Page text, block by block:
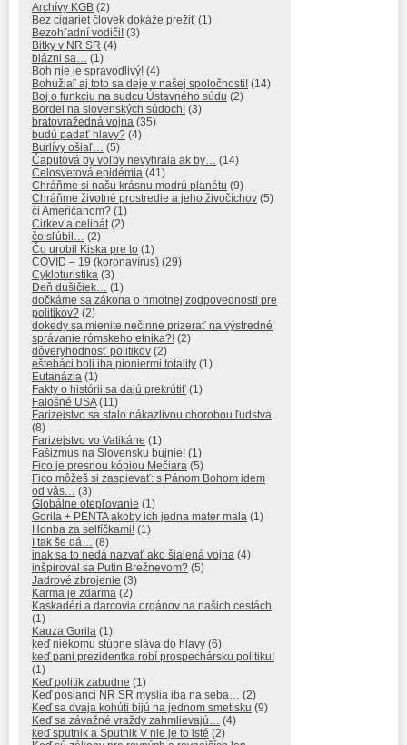
Archívy KGB (2)
Bez cigariet človek dokáže prežiť (1)
Bezohľadní vodiči! (3)
Bitky v NR SR (4)
blázni sa… (1)
Boh nie je spravodlivý! (4)
Bohužiaľ aj toto sa deje v našej spoločnosti! (14)
Boj o funkciu na sudcu Ústavného súdu (2)
Bordel na slovenských súdoch! (3)
bratovražedná vojna (35)
budú padať hlavy? (4)
Burlívy ošiaľ… (5)
Čaputová by voľby nevyhrala ak by… (14)
Celosvetová epidémia (41)
Chráňme si našu krásnu modrú planétu (9)
Chráňme životné prostredie a jeho živočíchov (5)
či Američanom? (1)
Cirkev a celibát(2)
čo sľúbil… (2)
Čo urobil Kiska pre to (1)
COVID – 19 (koronavírus) (29)
Cykloturistika (3)
Deň dušičiek… (1)
dočkáme sa zákona o hmotnej zodpovednosti pre
politikov? (2)
dokedy sa mienite nečinne prizerať na výstredné
správanie rómskeho etnika?! (2)
dôveryhodnosť politikov (2)
eštebáci boli iba pioniermi totality (1)
Eutanázia (1)
Fakty o histórii sa dajú prekrútiť (1)
Falošné USA(11)
Farizejstvo sa stalo nákazlivou chorobou ľudstva
(8)
Farizejstvo vo Vatikáne (1)
Fašizmus na Slovensku bujnie! (1)
Fico je presnou kópiou Mečiara (5)
Fico môžeš si zaspievať: s Pánom Bohom idem
od vás… (3)
Globálne otepľovanie (1)
Gorila + PENTA akoby ich jedna mater mala (1)
Honba za selfíčkami! (1)
I tak še dá… (8)
inak sa to nedá nazvať ako šialená vojna (4)
inšpiroval sa Putin Brežnevom? (5)
Jadrové zbrojenie (3)
Karma je zdarma (2)
Kaskadéri a darcovia orgánov na našich cestách
(1)
Kauza Gorila (1)
keď niekomu stúpne sláva do hlavy (6)
keď pani prezidentka robí prospechársku politiku!
(1)
Keď politik zabudne (1)
Keď poslanci NR SR myslia iba na seba… (2)
Keď sa dvaja kohúti bijú na jednom smetisku (9)
Keď sa závažné vraždy zahmlievajú… (4)
keď sputnik a Sputnik V nie je to isté (2)